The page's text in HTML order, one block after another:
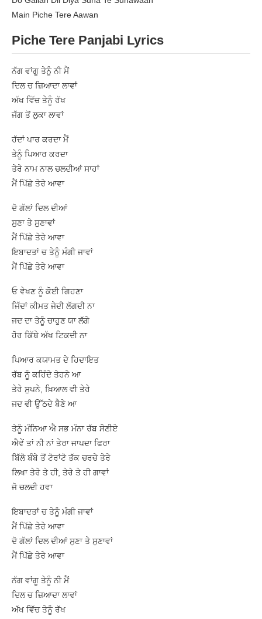
Main Piche Tere Aawan
Piche Tere Panjabi Lyrics
ਨੱਗ ਵਾਂਗੂ ਤੇਨੂੰ ਨੀ ਮੈਂ
ਦਿਲ ਚ ਜ਼ਿਆਦਾ ਲਾਵਾਂ
ਅੱਖ ਵਿੱਚ ਤੇਨੂੰ ਰੱਖ
ਜੱਗ ਤੋਂ ਲੁਕਾ ਲਾਵਾਂ
ਹੱਦਾਂ ਪਾਰ ਕਰਦਾ ਮੈਂ
ਤੇਨੂੰ ਪਿਆਰ ਕਰਦਾ
ਤੇਰੇ ਨਾਮ ਨਾਲ ਚਲਦੀਆਂ ਸਾਹਾਂ
ਮੈਂ ਪਿੱਛੇ ਤੇਰੇ ਆਵਾ
ਦੋ ਗੱਲਾਂ ਦਿਲ ਦੀਆਂ
ਸੁਣਾ ਤੇ ਸੁਣਾਵਾਂ
ਮੈਂ ਪਿੱਛੇ ਤੇਰੇ ਆਵਾ
ਇਬਾਦਤਾਂ ਚ ਤੇਨੂੰ ਮੰਗੀ ਜਾਵਾਂ
ਮੈਂ ਪਿੱਛੇ ਤੇਰੇ ਆਵਾ
ਓ ਵੇਖਣ ਨੂੰ ਕੋਈ ਗਿਹਣਾ
ਜਿੱਦਾਂ ਕੀਮਤ ਜੇਦੀ ਲੱਗਦੀ ਨਾ
ਜਦ ਦਾ ਤੇਨੂੰ ਚਾਹੁਣ ਯਾ ਲੱਗੇ
ਹੋਰ ਕਿੱਥੇ ਅੱਖ ਟਿਕਦੀ ਨਾ
ਪਿਆਰ ਕਯਾਮਤ ਦੇ ਹਿਦਾਇਤ
ਰੱਬ ਨੂੰ ਕਹਿੰਦੇ ਤੇਹਨੇ ਆ
ਤੇਰੇ ਸੁਪਨੇ, ਖ਼ਿਆਲ ਵੀ ਤੇਰੇ
ਜਦ ਵੀ ਉੱਠਦੇ ਬੈਣੇ ਆ
ਤੇਨੂੰ ਮੰਨਿਆ ਐ ਸਭ ਮੰਨਾ ਰੱਬ ਸੋਣੀਏ
ਐਵੇਂ ਤਾਂ ਨੀ ਨਾਂ ਤੇਰਾ ਜਾਪਦਾ ਫਿਰਾ
ਬਿੱਲੋ ਬੰਬੇ ਤੋਂ ਟੋਰਾਂਟੋ ਤੱਕ ਚਰਚੇ ਤੇਰੇ
ਲਿਖਾ ਤੇਰੇ ਤੇ ਹੀ, ਤੇਰੇ ਤੇ ਹੀ ਗਾਵਾਂ
ਜੋ ਚਲਦੀ ਹਵਾ
ਇਬਾਦਤਾਂ ਚ ਤੇਨੂੰ ਮੰਗੀ ਜਾਵਾਂ
ਮੈਂ ਪਿੱਛੇ ਤੇਰੇ ਆਵਾ
ਦੋ ਗੱਲਾਂ ਦਿਲ ਦੀਆਂ ਸੁਣਾ ਤੇ ਸੁਣਾਵਾਂ
ਮੈਂ ਪਿੱਛੇ ਤੇਰੇ ਆਵਾ
ਨੱਗ ਵਾਂਗੂ ਤੇਨੂੰ ਨੀ ਮੈਂ
ਦਿਲ ਚ ਜ਼ਿਆਦਾ ਲਾਵਾਂ
ਅੱਖ ਵਿੱਚ ਤੇਨੂੰ ਰੱਖ